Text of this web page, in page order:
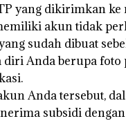
yang dikirimkan
akun tidak
sudah dibuat
Anda berupa foto
Anda tersebut,
subsidi